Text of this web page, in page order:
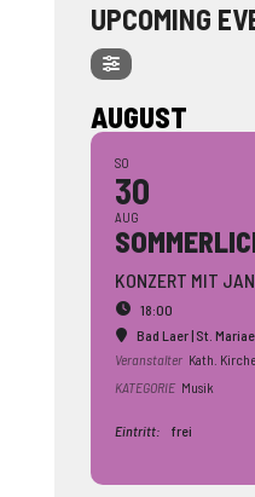
UPCOMING
AUGUST
SO
30
AUG
KONZERT MIT
18:00
Bad Laer | St.
Veranstalter Kath.
KATEGORIE Musik
Eintritt: frei